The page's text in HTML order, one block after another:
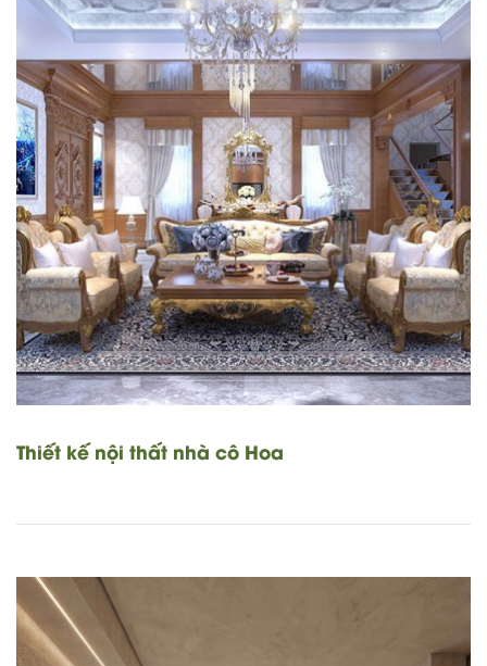
Thiết kế nội thất nhà cô Hoa